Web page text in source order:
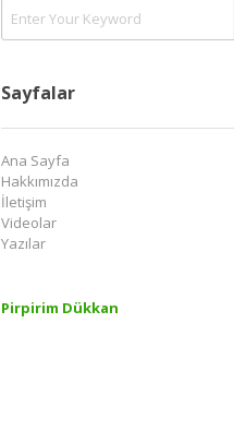
Sayfalar
Ana Sayfa
Hakkımızda
İletişim
Videolar
Yazılar
Pirpirim Dükkan